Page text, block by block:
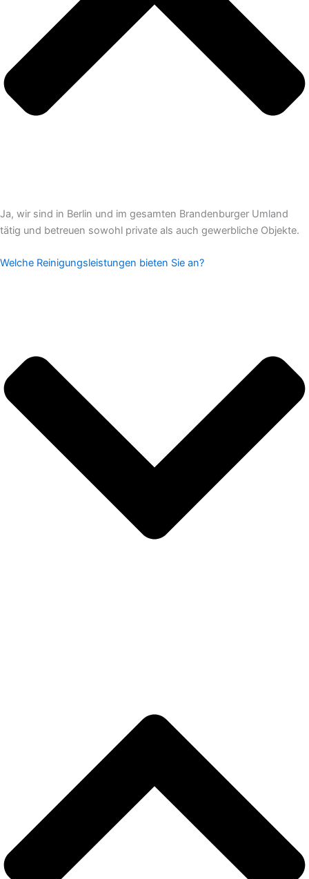
Ja, wir sind in Berlin und im gesamten Brandenburger Umland
tätig und betreuen sowohl private als auch gewerbliche Objekte.
Welche Reinigungsleistungen bieten Sie an?